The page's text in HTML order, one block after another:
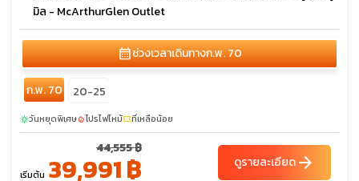
มิล - McArthurGlen Outlet
calendar_monthช่วงเวลาเดินทางก.พ. 70
ก.พ. 70 20-25
sunnyวันหยุดพิเศษlocal_fire_departmentโปรไฟไหม้confirmation_numberที่เหลือน้อย
เริ่มต้น
44,555 ฿
39,991 ฿ ดูรายละเอียดarrow_forward